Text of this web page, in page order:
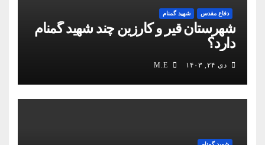
دفاع مقدس شهید گمنام
شهرستان قیر و کارزین چند شهید گمنام
دارد؟
دی ۲۴, ۱۴۰۳